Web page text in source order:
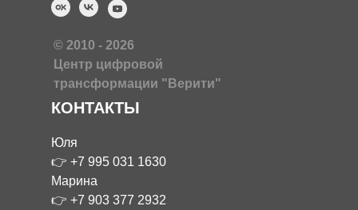
КОНТАКТЫ
Юля
👉 +7 995 031 1630
Марина
👉 +7 903 377 2932
© 2010 - 2026
Центр цифровой
трансформации "Верити"